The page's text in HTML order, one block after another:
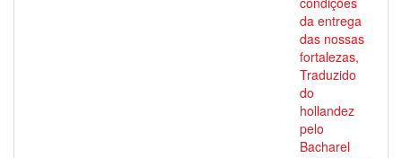
da entrega
das nossas
fortalezas,
Traduzido
do
hollandez
pelo
Bacharel